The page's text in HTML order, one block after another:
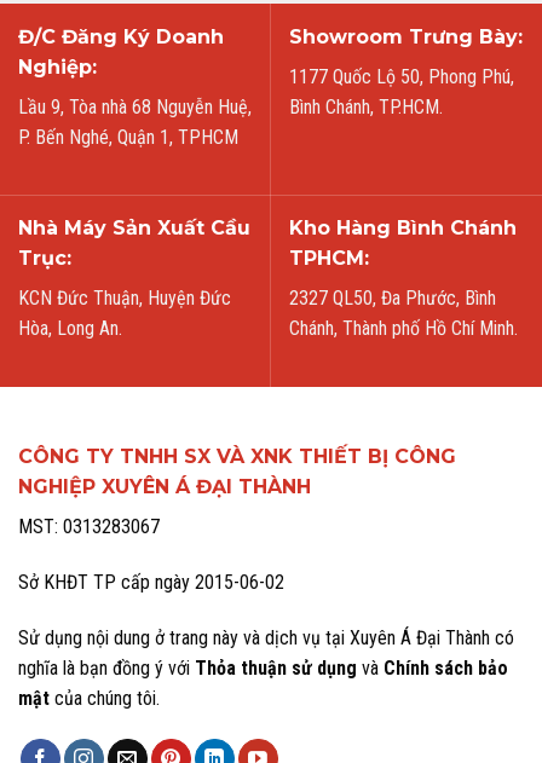
Đ/C Đăng Ký Doanh
Nghiệp:
Lầu 9, Tòa nhà 68 Nguyễn Huệ,
P. Bến Nghé, Quận 1, TPHCM
Showroom Trưng Bày:
1177 Quốc Lộ 50, Phong Phú,
Bình Chánh, TP.HCM.
Nhà Máy Sản Xuất Cầu
Trục:
KCN Đức Thuận, Huyện Đức
Hòa, Long An.
Kho Hàng Bình Chánh
TPHCM:
2327 QL50, Đa Phước, Bình
Chánh, Thành phố Hồ Chí Minh.
CÔNG TY TNHH SX VÀ XNK THIẾT BỊ CÔNG
NGHIỆP XUYÊN Á ĐẠI THÀNH
MST: 0313283067
Sở KHĐT TP cấp ngày 2015-06-02
Sử dụng nội dung ở trang này và dịch vụ tại Xuyên Á Đại Thành có
nghĩa là bạn đồng ý với Thỏa thuận sử dụng và Chính sách bảo
mật của chúng tôi.